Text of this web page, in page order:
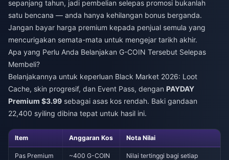
sepanjang tahun, jadi pembelian selepas promosi bukanlah
satu bencana — anda hanya kehilangan bonus berganda.
Jangan bayar harga premium kepada penjual semula yang
mencurigakan semata-mata untuk mengejar tarikh akhir.
Apa yang Perlu Anda Belanjakan G-COIN Tersebut Selepas
Membeli?
Belanjakannya untuk keperluan Black Market 2026: Loot
Cache, skin progresif, dan Event Pass, dengan PAYDAY
Premium $3.99 sebagai asas kos rendah. Baki gandaan
22,400 syiling dibina tepat untuk hasil ini.
Item Anggaran Kos Nota Nilai
Pas Premium
~400 G-COIN
Nilai tertinggi bagi setiap